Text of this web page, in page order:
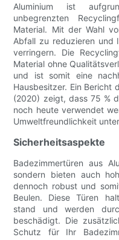
Aluminium ist
unbegrenzten
Material. Mit der Wahl
Abfall zu reduzieren und
verringern. Die
Material ohne
und ist somit eine
Hausbesitzer. Ein Bericht
(2020) zeigt, dass 75 %
noch heute verwendet
Umweltfreundlichkeit
Sicherheitsaspekte
Badezimmertüren aus
sondern bieten auch
dennoch robust und
Beulen. Diese Türen
stand und werden
beschädigt. Die
Schutz für Ihr